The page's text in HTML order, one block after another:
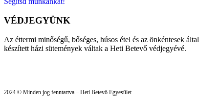
VÉDJEGYÜNK
Az éttermi minőségű, bőséges, húsos étel és az önkéntesek által
készített házi sütemények váltak a Heti Betevő védjegyévé.
2024 © Minden jog fenntartva – Heti Betevő Egyesület